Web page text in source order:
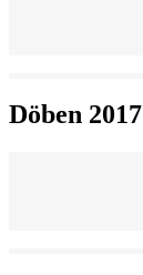
Döben 2017